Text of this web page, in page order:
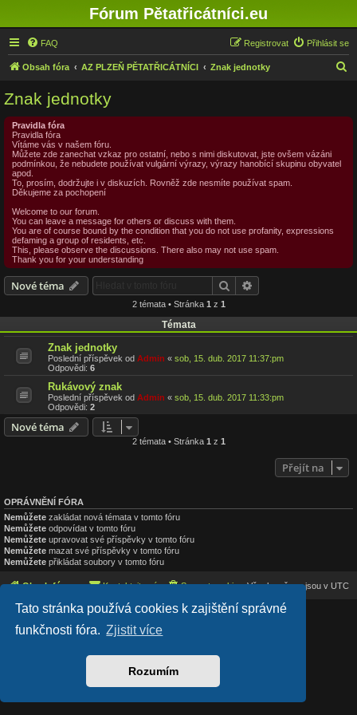
Tato stránka používá cookies k zajištění správné
funkčnosti fóra. Zjistit více
Rozumím
Fórum Pětatřicátníci.eu
FAQ Přihlásit se
Registrovat
Obsah fóra AZ PLZEŇ PĚTATŘICÁTNÍCI Znak jednotky
d
Znak jednotky
Pravidla fóra
Pravidla fóra
Vítáme vás v našem fóru.
Můžete zde zanechat vzkaz pro ostatní, nebo s nimi diskutovat, jste ovšem vázáni
podmínkou, že nebudete používat vulgární výrazy, výrazy hanobící skupinu obyvatel
apod.
To, prosím, dodržujte i v diskuzích. Rovněž zde nesmíte používat spam.
Děkujeme za pochopení
Welcome to our forum.
You can leave a message for others or discuss with them.
You are of course bound by the condition that you do not use profanity, expressions
defaming a group of residents, etc.
This, please observe the discussions. There also may not use spam.
Thank you for your understanding
Nové téma Hledat
2 témata • Stránka 1 z 1
Témata
Znak jednotky
Poslední příspěvek od Admin « sob, 15. dub. 2017 11:37:pm
Odpovědi: 6
Rukávový znak
Poslední příspěvek od Admin « sob, 15. dub. 2017 11:33:pm
Odpovědi: 2
Nové téma
2 témata • Stránka 1 z 1
Přejít na
OPRÁVNĚNÍ FÓRA
Nemůžete zakládat nová témata v tomto fóru
Nemůžete odpovídat v tomto fóru
Nemůžete upravovat své příspěvky v tomto fóru
Nemůžete mazat své příspěvky v tomto fóru
Nemůžete přikládat soubory v tomto fóru
Obsah fóra Všechny časy jsou v UTC
Smazat cookies
Kontaktujte nás
Co-Author:
Český překlad –phpBB.cz
Soukromí|